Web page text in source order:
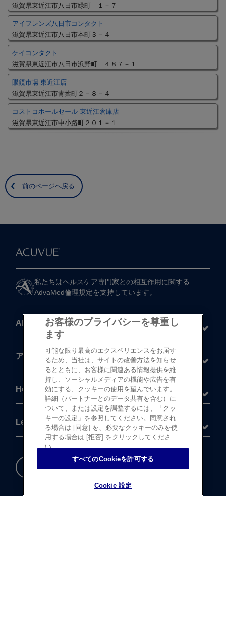
滋賀県東近江市八日市緑町 １－７
アイフレンズ八日市コンタクト
滋賀県東近江市八日市本町３－４
ケイコンタクト
滋賀県東近江市八日市浜野町 ４８７－１
眼鏡市場 東近江店
滋賀県東近江市青葉町２－８－４
コストコホールセール 東近江倉庫店
滋賀県東近江市中小路町２０１－１
前のページへ戻る
私たちは​ヘルスケア専門家との​相互作用に​関する​
AdvaMed倫理規定を​支持しています。
About
アキュビュー®製品
Help
Legal
重要な​安全情報
お客様のプライバシーを尊重し
ます
可能な限り最高のエクスペリエンスをお届す
るため、当社は、サイトの改善方法を知らせ
るとともに、お客様に関連ある情報提供を維
持し、ソーシャルメディアの機能や広告を有
効にする、クッキーの使用を望んでいます。
詳細（パートナーとのデータ共有を含む）に
ついて、または設定を調整するには、「クッ
キーの設定」を参照してください。同意され
る場合は [同意] を、必要なクッキーのみを使
用する場合は [拒否] をクリックしてくださ
い。
Cookie 設定
すべてのCookieを許可する